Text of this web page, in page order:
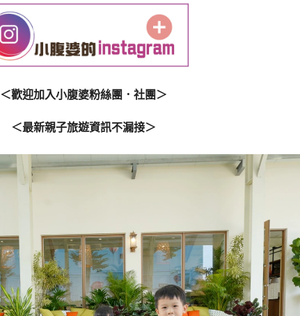
＜歡迎加入小腹婆粉絲團．社團＞
＜最新親子旅遊資訊不漏接＞